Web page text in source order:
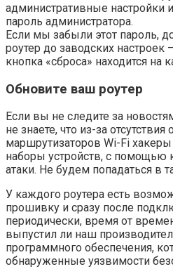
административные настройки
пароль администратора.
Если мы забыли этот пароль,
роутер до заводских настроек
кнопка «сброса» находится на
Обновите ваш роутер
Если вы не следите за
не знаете, что из-за
маршрутизаторов Wi-Fi
наборы устройств, с помощью
атаки. Не будем попадаться в
У каждого роутера есть
прошивку и сразу после
периодически, время от
выпустил ли наш
программного обеспечения,
обнаруженные уязвимости